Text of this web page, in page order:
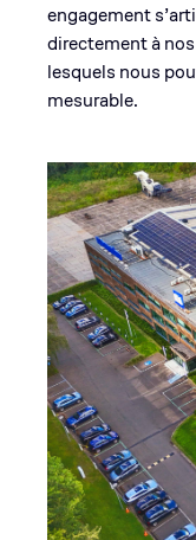
engagement
directement à
lesquels nous
mesurable.